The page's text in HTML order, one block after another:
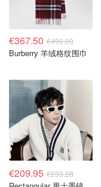
€367.50 €490.00
Burberry 羊绒格纹围巾
€209.95 €233.28